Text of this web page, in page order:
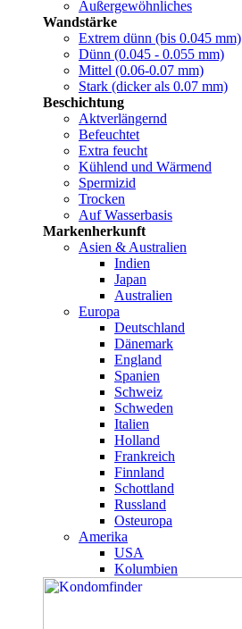
Außergewöhnliches
Wandstärke
Extrem dünn (bis 0.045 mm)
Dünn (0.045 - 0.055 mm)
Mittel (0.06-0.07 mm)
Stark (dicker als 0.07 mm)
Beschichtung
Aktverlängernd
Befeuchtet
Extra feucht
Kühlend und Wärmend
Spermizid
Trocken
Auf Wasserbasis
Markenherkunft
Asien & Australien
Indien
Japan
Australien
Europa
Deutschland
Dänemark
England
Spanien
Schweiz
Schweden
Italien
Holland
Frankreich
Finnland
Schottland
Russland
Osteuropa
Amerika
USA
Kolumbien